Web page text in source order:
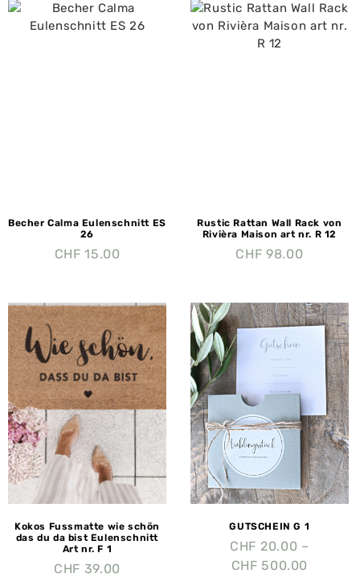
Becher Calma Eulenschnitt ES
26
CHF 15.00
Rustic Rattan Wall Rack von
Rivièra Maison art nr. R 12
CHF 98.00
Kokos Fussmatte wie schön
das du da bist Eulenschnitt
Art nr. F 1
CHF 39.00
GUTSCHEIN G 1
CHF 20.00 –
CHF 500.00